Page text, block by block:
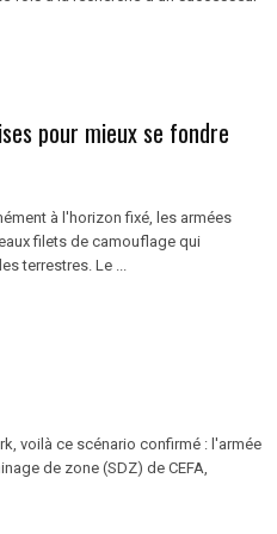
pour mieux se fondre
à l'horizon fixé, les armées
filets de camouflage qui
terrestres. Le ...
voilà ce scénario confirmé : l'armée
de zone (SDZ) de CEFA,